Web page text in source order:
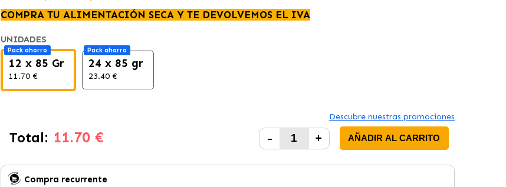
COMPRA TU ALIMENTACIÓN SECA Y TE DEVOLVEMOS EL IVA
UNIDADES
Pack ahorro
12 x 85 Gr
11.70 €
Pack ahorro
24 x 85 gr
23.40 €
Descubre nuestras promociones
Total: 11.70 € - + AÑADIR AL CARRITO
Compra recurrente